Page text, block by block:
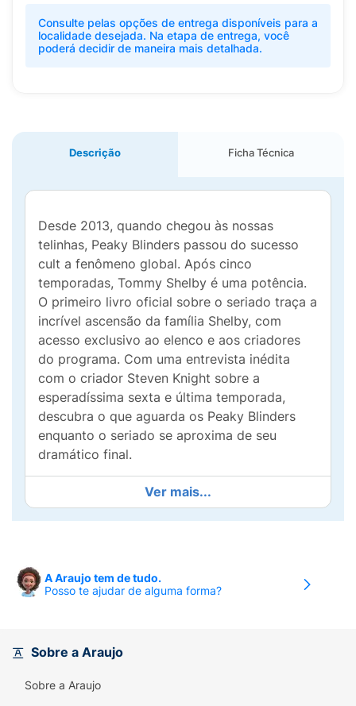
Consulte pelas opções de entrega disponíveis para a
localidade desejada. Na etapa de entrega, você
poderá decidir de maneira mais detalhada.
Descrição Ficha Técnica
Desde 2013, quando chegou às nossas
telinhas, Peaky Blinders passou do sucesso
cult a fenômeno global. Após cinco
temporadas, Tommy Shelby é uma potência.
O primeiro livro oficial sobre o seriado traça a
incrível ascensão da família Shelby, com
acesso exclusivo ao elenco e aos criadores
do programa. Com uma entrevista inédita
com o criador Steven Knight sobre a
esperadíssima sexta e última temporada,
descubra o que aguarda os Peaky Blinders
enquanto o seriado se aproxima de seu
dramático final.
Ver mais...
A Araujo tem de tudo.
Posso te ajudar de alguma forma?
Sobre a Araujo
Sobre a Araujo